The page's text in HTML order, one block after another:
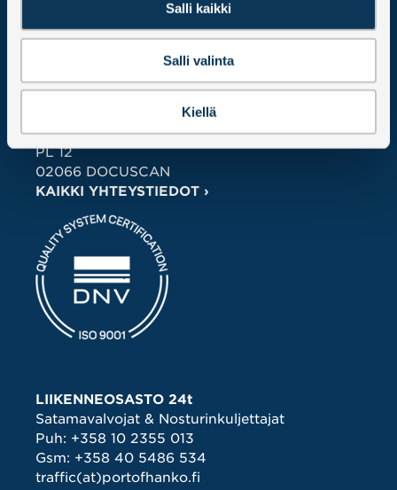
Salli kaikki
Salli valinta
Kiellä
HANGON SATAMA –
Länsisatama, 10900 Hanko
Y-tunnus 2586251-2
Hangon Satama – Hangö Hamn Oy Ab
PL 12
02066 DOCUSCAN
KAIKKI YHTEYSTIEDOT ›
LIIKENNEOSASTO 24t
Satamavalvojat & Nosturinkuljettajat
Puh: +358 10 2355 013
Gsm: +358 40 5486 534
traffic(at)portofhanko.fi